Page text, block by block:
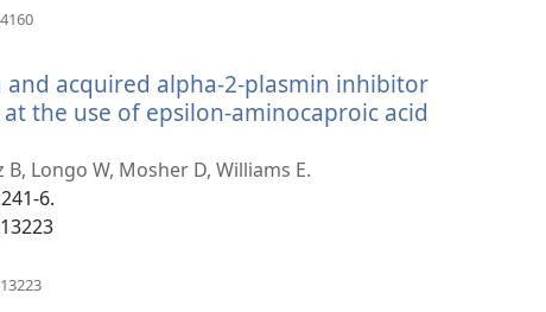
окне)acquired alpha-2-plasmin inhibitor
the use of epsilon-aminocaproic acid
B, Longo W, Mosher D, Williams E.
6.